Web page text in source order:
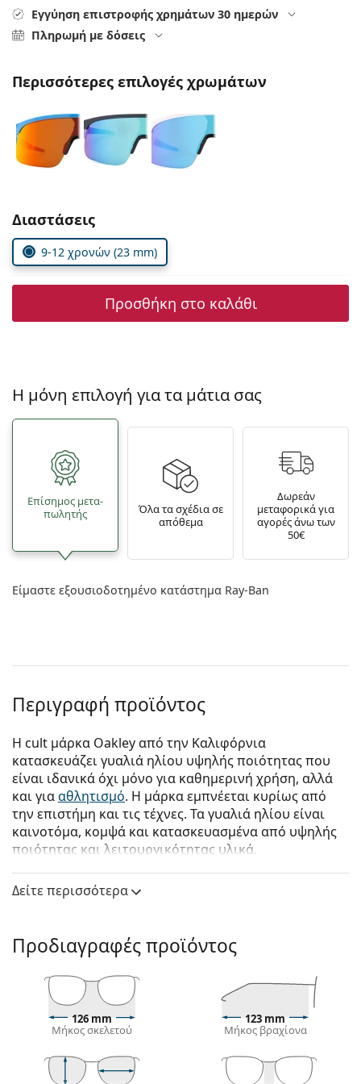
Persol
Prada
Όλες οι μάρκες
Εγγύηση επιστροφής χρημάτων 30 ημερών
Πληρωμή με δόσεις
Περισσότερες επιλογές χρωμάτων
Συμπληρώστε τις παράμετρους
Διαστάσεις
9-12 χρονών (23 mm)
Προσθήκη στο καλάθι
Η μόνη επιλογή για τα μάτια σας
Επίσημος μετα­
πωλητής
Όλα τα σχέδια σε
απόθεμα
Δωρεάν
μεταφορικά για
αγορές άνω των
50€
Είμαστε εξουσιοδοτημένο κατάστημα Ray-Ban
Περιγραφή προϊόντος
Η cult μάρκα Oakley από την Καλιφόρνια
κατασκευάζει γυαλιά ηλίου υψηλής ποιότητας που
είναι ιδανικά όχι μόνο για καθημερινή χρήση, αλλά
και γιααθλητισμό. Η μάρκα εμπνέεται κυρίως από
την επιστήμη και τις τέχνες. Τα γυαλιά ηλίου είναι
καινοτόμα, κομψά και κατασκευασμένα από υψηλής
ποιότητας και λειτουργικότητας υλικά.
Oakley Resistor OJ 9010 05 23είναι παιδικά γυαλιά
ηλίου.
με τη λειτουργία του Εικονικού καθρέφτη του
Lentiamo.
Σκελετός γυαλιών ηλίου
Το μπλε χρώμα του σκελετού ταιριάζει απόλυτα με
ένα δροσερό φυσικό χρώμα δέρματος και ανοιχτά
Οιορθογώνιοι σκελετοί γυαλιών ηλίουείναι
ιδανική επιλογή για όσους έχουν οβάλ ή
Δείτε περισσότερα
Προδιαγραφές προϊόντος
126 mm
Μήκος σκελετού
123 mm
Μήκος βραχίονα